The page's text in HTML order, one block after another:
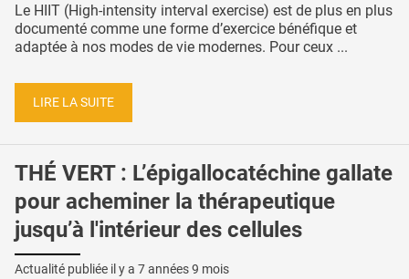
Le HIIT (High-intensity interval exercise) est de plus en plus
documenté comme une forme d’exercice bénéfique et
adaptée à nos modes de vie modernes. Pour ceux ...
LIRE LA SUITE
THÉ VERT : L’épigallocatéchine gallate
pour acheminer la thérapeutique
jusqu’à l'intérieur des cellules
Actualité publiée il y a 7 années 9 mois